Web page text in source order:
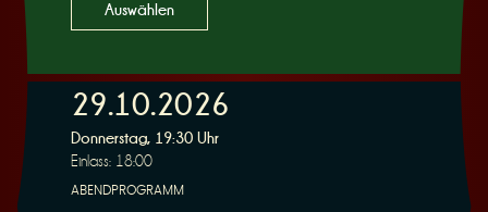
Auswählen
29.10.2026
Donnerstag, 19:30 Uhr
Einlass: 18:00
ABENDPROGRAMM